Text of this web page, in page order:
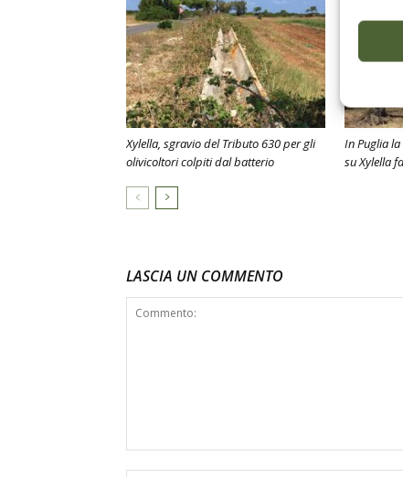
Xylella, sgravio del Tributo 630 per gli
olivicoltori colpiti dal batterio
In Puglia la
su Xylella
LASCIA UN COMMENTO